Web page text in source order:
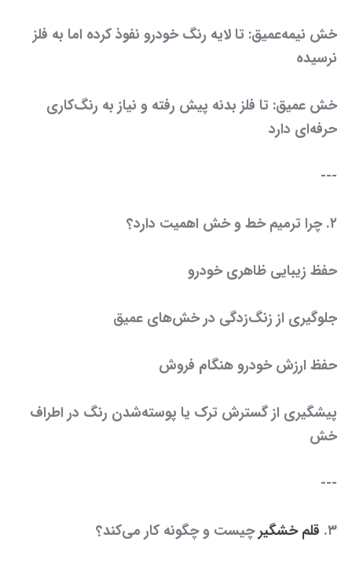
خش نیمه‌عمیق: تا لایه رنگ خودرو نفوذ کرده اما به فلز
نرسیده
خش عمیق: تا فلز بدنه پیش رفته و نیاز به رنگ‌کاری
حرفه‌ای دارد
---
۲. چرا ترمیم خط و خش اهمیت دارد؟
حفظ زیبایی ظاهری خودرو
جلوگیری از زنگ‌زدگی در خش‌های عمیق
حفظ ارزش خودرو هنگام فروش
پیشگیری از گسترش ترک یا پوسته‌شدن رنگ در اطراف
خش
---
۳. قلم خشگیرچیست و چگونه کار می‌کند؟